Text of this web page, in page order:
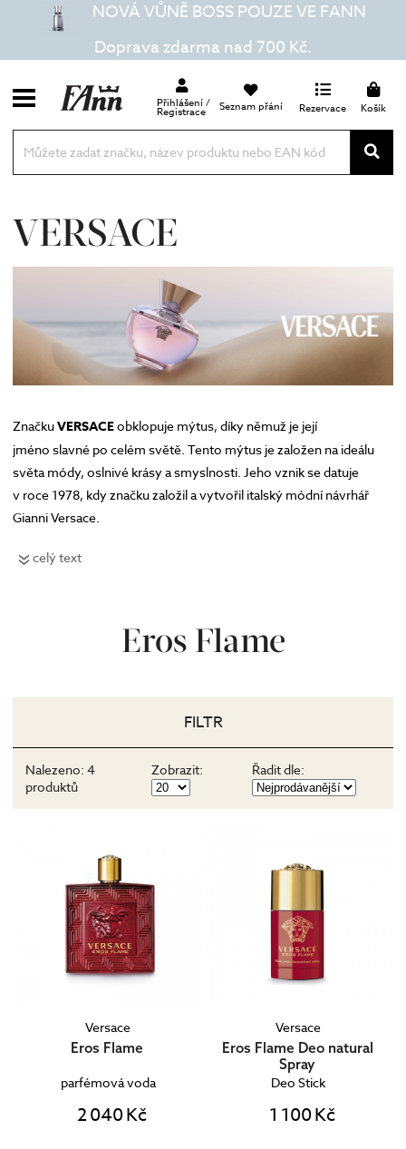
NOVÁ VŮNĚ BOSS POUZE VE FANN
Doprava zdarma nad 700 Kč.
Přihlášení /
Registrace Seznam přání Rezervace Košík
VERSACE
ZnačkuVERSACEobklopuje mýtus, díky němuž je její
jméno slavné po celém světě. Tento mýtus je založen na ideálu
světa módy, oslnivé krásy a smyslnosti. Jeho vznik se datuje
v roce 1978, kdy značku založil a vytvořil italský módní návrhář
Gianni Versace.
Po jeho tragické smrti v roce 1997 se její kreativní ředitelkou a
celý text
Eros Flame
FILTR
Nalezeno: 4
produktů
Zobrazit: Řadit dle:
Versace
Eros Flame
parfémová voda
2 040 Kč
Versace
Eros Flame Deo natural
Spray
Deo Stick
1 100 Kč